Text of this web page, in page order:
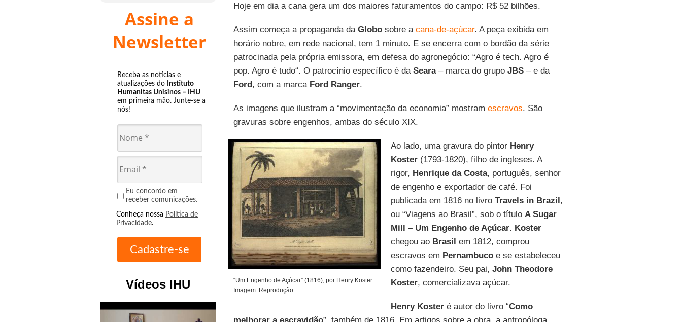
Assine a
Newsletter
Receba as notícias e
atualizações do Instituto
Humanitas Unisinos – IHU
em primeira mão. Junte-se a
nós!
Eu concordo em
receber comunicações.
Conheça nossa Política de
Privacidade.
Vídeos IHU
Hoje em dia a cana gera um dos maiores faturamentos do campo: R$ 52 bilhões.
Assim começa a propaganda da Globosobre a cana-de-açúcar. A peça exibida em
horário nobre, em rede nacional, tem 1 minuto. E se encerra com o bordão da série
patrocinada pela própria emissora, em defesa do agronegócio: “Agro é tech. Agro é
pop. Agro é tudo“. O patrocínio específico é da Seara– marca do grupo JBS– e da
Ford, com a marca Ford Ranger.
As imagens que ilustram a “movimentação da economia” mostram escravos. São
gravuras sobre engenhos, ambas do século XIX.
“Um Engenho de Açúcar” (1816), por Henry Koster.
Imagem: Reprodução
Ao lado, uma gravura do pintor Henry
Koster(1793-1820), filho de ingleses. A
rigor, Henrique da Costa, português, senhor
de engenho e exportador de café. Foi
publicada em 1816 no livro Travels in Brazil,
ou “Viagens ao Brasil”, sob o título A Sugar
Mill – Um Engenho de Açúcar. Koster
chegou ao Brasil em 1812, comprou
escravos em Pernambucoe se estabeleceu
como fazendeiro. Seu pai, John Theodore
Koster, comercializava açúcar.
Henry Kosteré autor do livro “Como
melhorar a escravidão”, também de 1816. Em artigos sobre a obra, a antropóloga